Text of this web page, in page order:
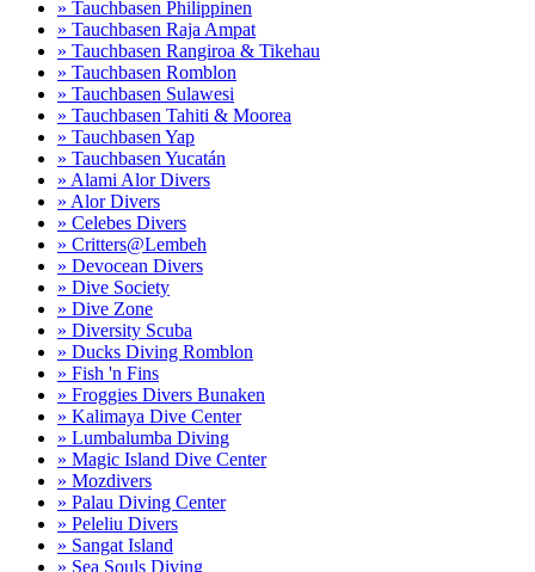
» Tauchbasen Philippinen
» Tauchbasen Raja Ampat
» Tauchbasen Rangiroa & Tikehau
» Tauchbasen Romblon
» Tauchbasen Sulawesi
» Tauchbasen Tahiti & Moorea
» Tauchbasen Yap
» Tauchbasen Yucatán
» Alami Alor Divers
» Alor Divers
» Celebes Divers
» Critters@Lembeh
» Devocean Divers
» Dive Society
» Dive Zone
» Diversity Scuba
» Ducks Diving Romblon
» Fish 'n Fins
» Froggies Divers Bunaken
» Kalimaya Dive Center
» Lumbalumba Diving
» Magic Island Dive Center
» Mozdivers
» Palau Diving Center
» Peleliu Divers
» Sangat Island
» Sea Souls Diving